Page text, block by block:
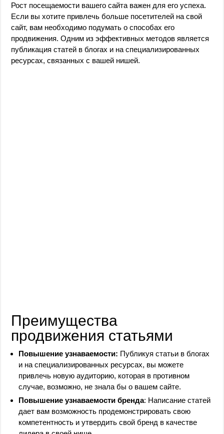
Рост посещаемости вашего сайта важен для его успеха.
Если вы хотите привлечь больше посетителей на свой
сайт, вам необходимо подумать о способах его
продвижения. Одним из эффективных методов является
публикация статей в блогах и на специализированных
ресурсах, связанных с вашей нишей.
Преимущества
продвижения статьями
Повышение узнаваемости: Публикуя статьи в блогах
и на специализированных ресурсах, вы можете
привлечь новую аудиторию, которая в противном
случае, возможно, не знала бы о вашем сайте.
Повышение узнаваемости бренда: Написание статей
дает вам возможность продемонстрировать свою
компетентность и утвердить свой бренд в качестве